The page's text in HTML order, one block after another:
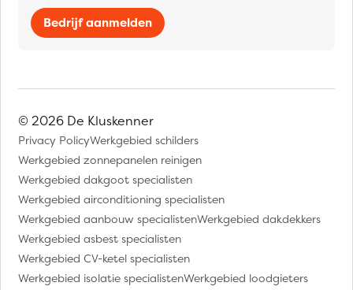
Bedrijf aanmelden
© 2026 De Kluskenner
Privacy PolicyWerkgebied schilders
Werkgebied zonnepanelen reinigen
Werkgebied dakgoot specialisten
Werkgebied airconditioning specialisten
Werkgebied aanbouw specialistenWerkgebied dakdekkers
Werkgebied asbest specialisten
Werkgebied CV-ketel specialisten
Werkgebied isolatie specialistenWerkgebied loodgieters